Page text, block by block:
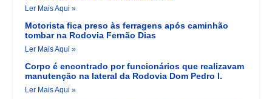
Ler Mais Aqui »
Motorista fica preso às ferragens após caminhão
tombar na Rodovia Fernão Dias
Ler Mais Aqui »
Corpo é encontrado por funcionários que realizavam
manutenção na lateral da Rodovia Dom Pedro I.
Ler Mais Aqui »